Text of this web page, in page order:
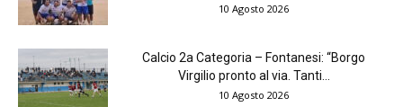
10 Agosto 2026
Calcio 2a Categoria – Fontanesi: “Borgo
Virgilio pronto al via. Tanti...
10 Agosto 2026